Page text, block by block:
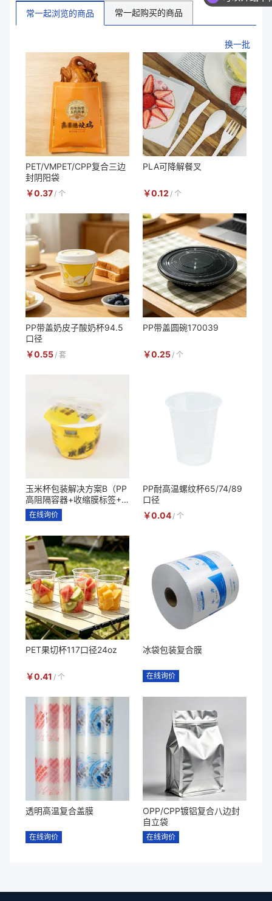
常一起浏览的商品 常一起购买的商品
换一批
PET/VMPET/CPP复合三边
封阴阳袋
￥0.37 / 个
PLA可降解餐叉
￥0.12 / 个
PP带盖奶皮子酸奶杯94.5
口径
￥0.55 / 套
PP带盖圆碗170039
￥0.25 / 个
玉米杯包装解决方案B（PP
高阻隔容器+收缩膜标签+P
P勺子套装+高阻隔耐高温
易揭盖膜）
在线询价
PP耐高温螺纹杯65/74/89
口径
￥0.04 / 个
PET果切杯117口径24oz
￥0.41 / 个
冰袋包装复合膜
在线询价
透明高温复合盖膜
在线询价
OPP/CPP镀铝复合八边封
自立袋
在线询价